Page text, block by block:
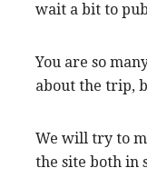
wait a bit to
You are so
about the trip,
We will try to
the site both in